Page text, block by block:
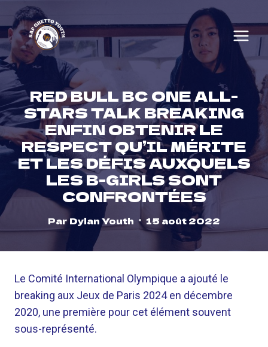
to
content
RED BULL BC ONE ALL-
STARS TALK BREAKING
ENFIN OBTENIR LE
RESPECT QU’IL MÉRITE
ET LES DÉFIS AUXQUELS
LES B-GIRLS SONT
CONFRONTÉES
ParDylan Youth 15 août 2022
Le Comité International Olympique a ajouté le
breaking aux Jeux de Paris 2024 en décembre
2020, une première pour cet élément souvent
sous-représenté.